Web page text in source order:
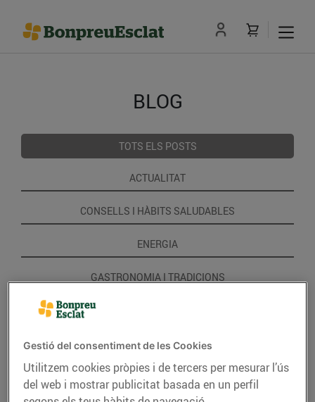
BLOG
TOTS ELS POSTS
ACTUALITAT
CONSELLS I HÀBITS SALUDABLES
ENERGIA
GASTRONOMIA I TRADICIONS
Gestió del consentiment de les Cookies
Utilitzem cookies pròpies i de tercers per mesurar l’ús
del web i mostrar publicitat basada en un perfil